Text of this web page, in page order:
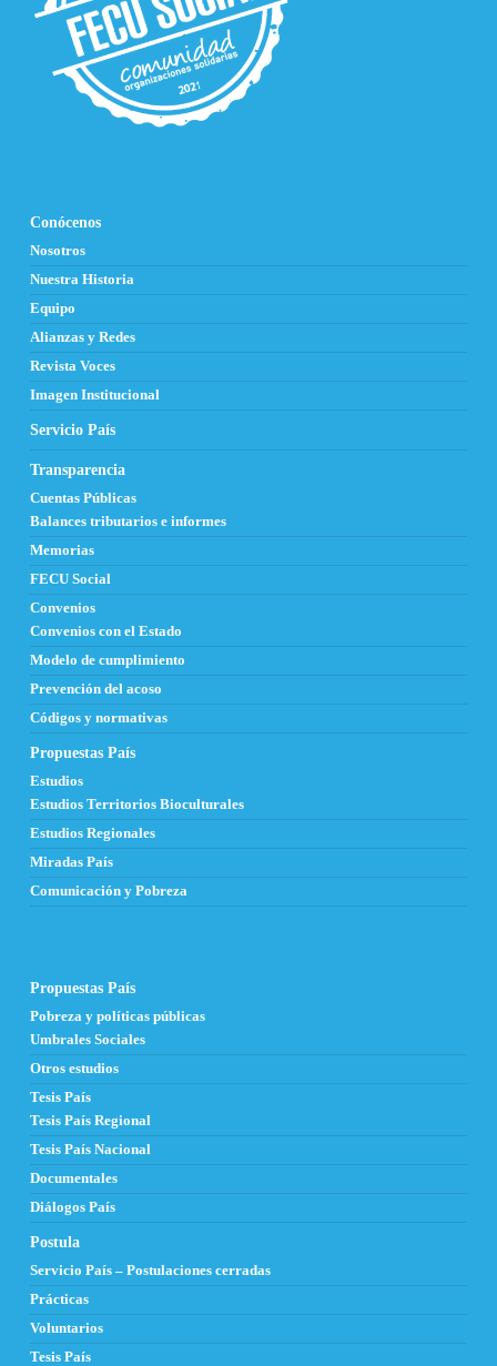
Conócenos
Nosotros
Nuestra Historia
Equipo
Alianzas y Redes
Revista Voces
Imagen Institucional
Servicio País
Transparencia
Cuentas Públicas
Balances tributarios e informes
Memorias
FECU Social
Convenios
Convenios con el Estado
Modelo de cumplimiento
Prevención del acoso
Códigos y normativas
Propuestas País
Estudios
Estudios Territorios Bioculturales
Estudios Regionales
Miradas País
Comunicación y Pobreza
Propuestas País
Pobreza y políticas públicas
Umbrales Sociales
Otros estudios
Tesis País
Tesis País Regional
Tesis País Nacional
Documentales
Diálogos País
Postula
Servicio País – Postulaciones cerradas
Prácticas
Voluntarios
Tesis País